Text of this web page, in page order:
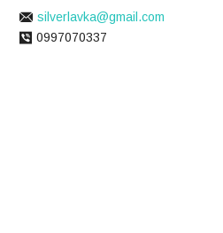
silverlavka@gmail.com
0997070337